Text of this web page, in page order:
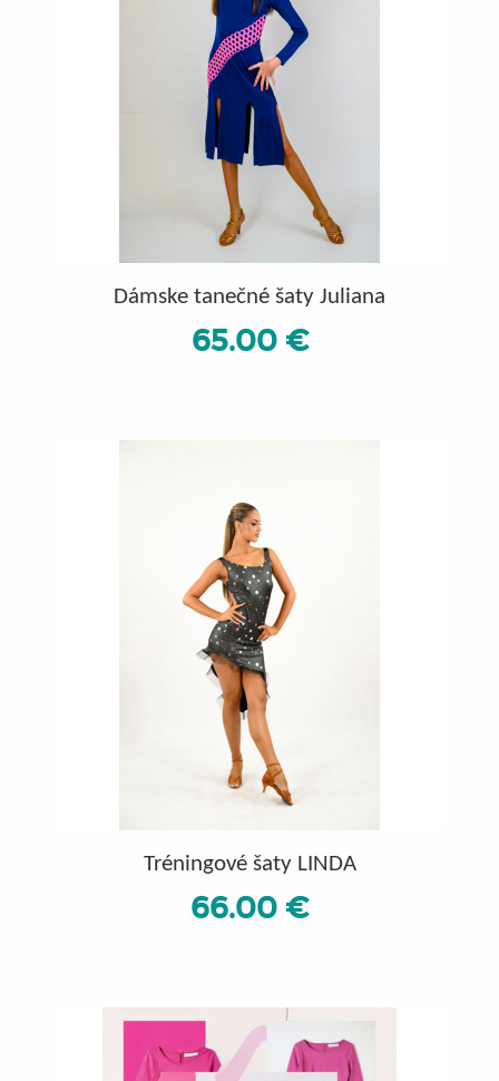
Dámske tanečné šaty Juliana
65.00 €
Tréningové šaty LINDA
66.00 €